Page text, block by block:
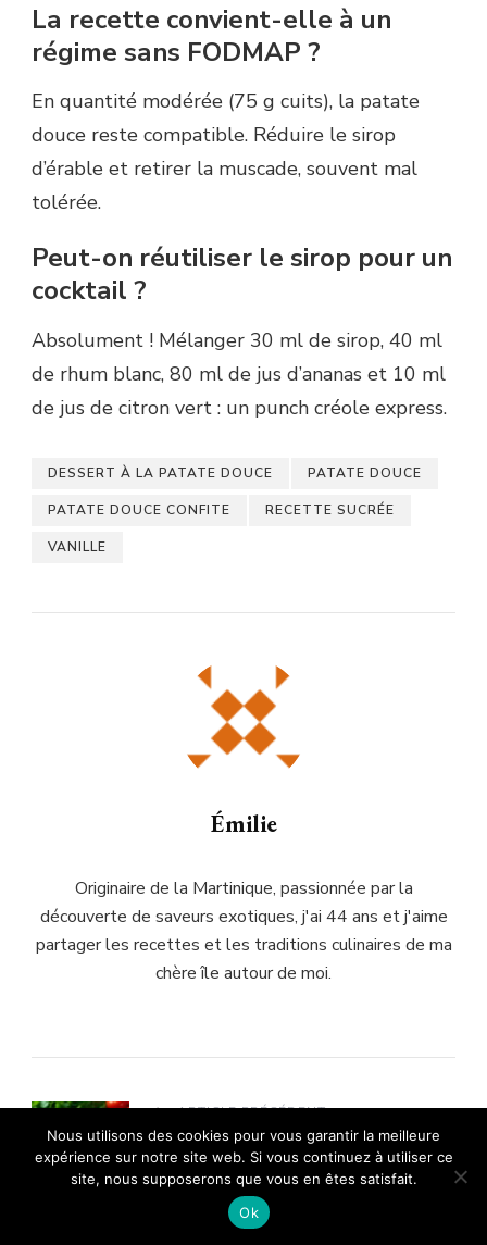
La recette convient-elle à un
régime sans FODMAP ?
En quantité modérée (75 g cuits), la patate
douce reste compatible. Réduire le sirop
d’érable et retirer la muscade, souvent mal
tolérée.
Peut-on réutiliser le sirop pour un
cocktail ?
Absolument ! Mélanger 30 ml de sirop, 40 ml
de rhum blanc, 80 ml de jus d’ananas et 10 ml
de jus de citron vert : un punch créole express.
DESSERT À LA PATATE DOUCE PATATE DOUCE
PATATE DOUCE CONFITE RECETTE SUCRÉE
VANILLE
Émilie
Originaire de la Martinique, passionnée par la
découverte de saveurs exotiques, j'ai 44 ans et j'aime
partager les recettes et les traditions culinaires de ma
chère île autour de moi.
ARTICLE PRÉCÉDENT
Recette du caldou sénégalais, soupe
de poisson parfumée
ARTICLE SUIVANT
Nous utilisons des cookies pour vous garantir la meilleure
expérience sur notre site web. Si vous continuez à utiliser ce
site, nous supposerons que vous en êtes satisfait.
Ok